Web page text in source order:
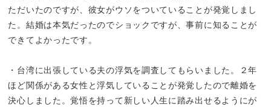
ただいたのですが、彼女がウソをついていることが発覚しまし
た。結婚は本気だったのでショックですが、事前に知ることが
できてよかったです。
・台湾に出張している夫の浮気を調査してもらいました。２年
ほど関係がある女性と浮気していることが発覚したので離婚を
決心しました。覚悟を持って新しい人生に踏み出せるようにが